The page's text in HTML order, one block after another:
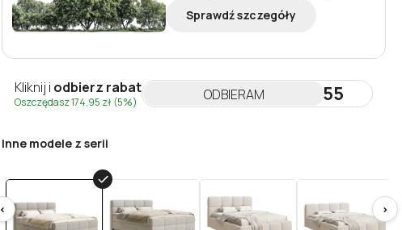
Sprawdź szczegóły
Kliknij i odbierz rabat
Oszczędasz174,95 zł (5%) ODBIERAM
NEWSLETTER55
Inne modele z serii
< >